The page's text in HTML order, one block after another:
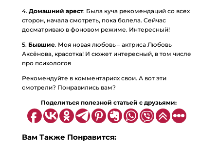
4. Домашний арест. Была куча рекомендаций со всех
сторон, начала смотреть, пока болела. Сейчас
досматриваю в фоновом режиме. Интересный!
5. Бывшие. Моя новая любовь – актриса Любовь
Аксёнова, красотка! И сюжет интересный, в том числе
про психологов
Рекомендуйте в комментариях свои. А вот эти
смотрели? Понравились вам?
Поделиться полезной статьей с друзьями:
Вам Также Понравится: